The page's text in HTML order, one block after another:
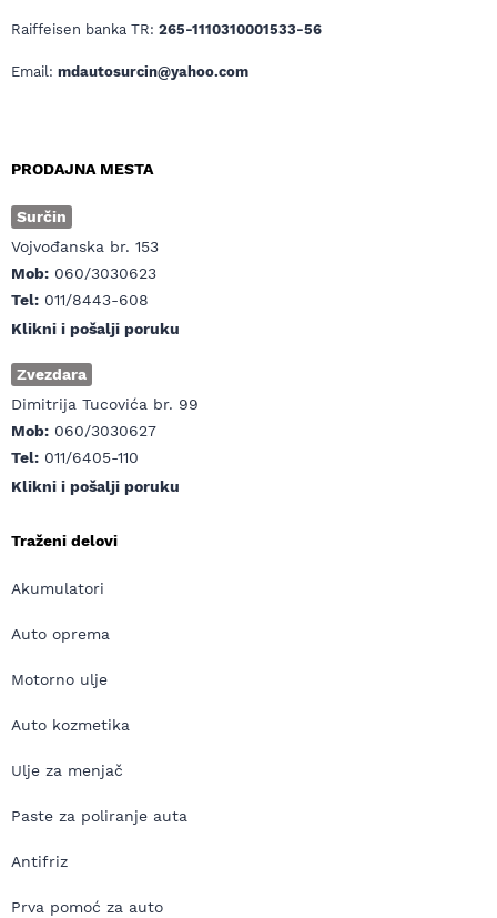
Raiffeisen banka TR: 265-1110310001533-56
Email: mdautosurcin@yahoo.com
PRODAJNA MESTA
Surčin
Vojvođanska br. 153
Mob: 060/3030623
Tel: 011/8443-608
Klikni i pošalji poruku
Zvezdara
Dimitrija Tucovića br. 99
Mob: 060/3030627
Tel: 011/6405-110
Klikni i pošalji poruku
Traženi delovi
Akumulatori
Auto oprema
Motorno ulje
Auto kozmetika
Ulje za menjač
Paste za poliranje auta
Antifriz
Prva pomoć za auto